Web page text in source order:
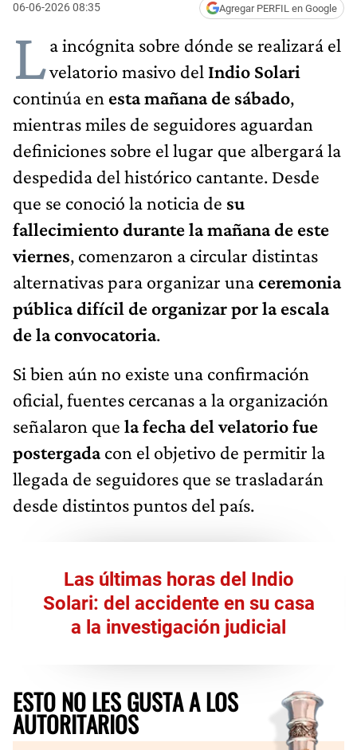
06-06-2026 08:35 Agregar PERFIL en Google
La incógnita sobre dónde se realizará el
velatorio masivo del Indio Solari
continúa en esta mañana de sábado,
mientras miles de seguidores aguardan
definiciones sobre el lugar que albergará la
despedida del histórico cantante. Desde
que se conoció la noticia de su
fallecimiento durante la mañana de este
viernes, comenzaron a circular distintas
alternativas para organizar unaceremonia
pública difícil de organizar por la escala
de la convocatoria.
Si bien aún no existe una confirmación
oficial, fuentes cercanas a la organización
señalaron que la fecha del velatorio fue
postergadacon el objetivo de permitir la
llegada de seguidores que se trasladarán
desde distintos puntos del país.
Las últimas horas del Indio
Solari: del accidente en su casa
a la investigación judicial
ESTO NO LES GUSTA A LOS
AUTORITARIOS